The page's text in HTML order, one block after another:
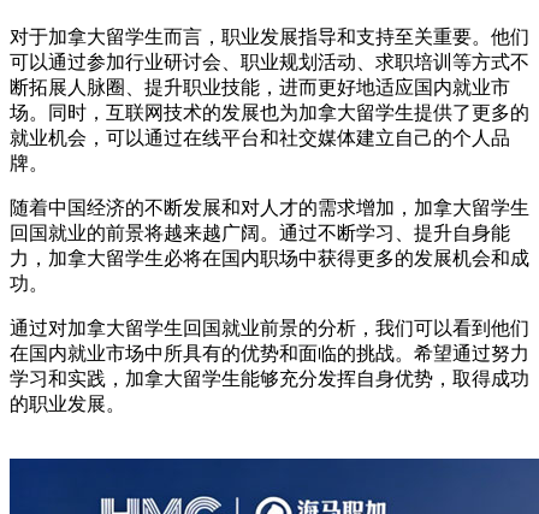
对于加拿大留学生而言，职业发展指导和支持至关重要。他们
可以通过参加行业研讨会、职业规划活动、求职培训等方式不
断拓展人脉圈、提升职业技能，进而更好地适应国内就业市
场。同时，互联网技术的发展也为加拿大留学生提供了更多的
就业机会，可以通过在线平台和社交媒体建立自己的个人品
牌。
随着中国经济的不断发展和对人才的需求增加，加拿大留学生
回国就业的前景将越来越广阔。通过不断学习、提升自身能
力，加拿大留学生必将在国内职场中获得更多的发展机会和成
功。
通过对加拿大留学生回国就业前景的分析，我们可以看到他们
在国内就业市场中所具有的优势和面临的挑战。希望通过努力
学习和实践，加拿大留学生能够充分发挥自身优势，取得成功
的职业发展。